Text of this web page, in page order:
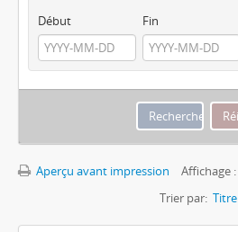
Début Fin
Aperçu avant impression
Affichage :
Trier par: Titre